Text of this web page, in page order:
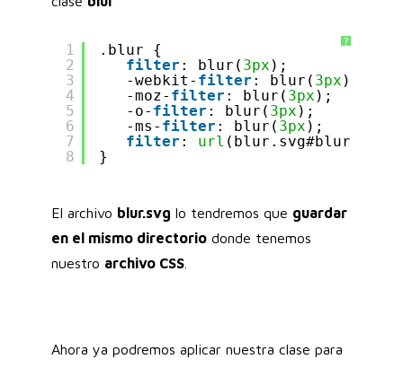
?
1
2
3
4
5
6
7
8
.blur {
filter : blur( 3px );
-webkit- filter : blur( 3px );
-moz- filter : blur( 3px );
-o- filter : blur( 3px );
-ms- filter : blur( 3px );
filter : url (blur.svg#blur);
}
El archivo blur.svg lo tendremos que guardar
en el mismo directorio donde tenemos
nuestro archivo CSS
Ahora ya podremos aplicar nuestra clase para